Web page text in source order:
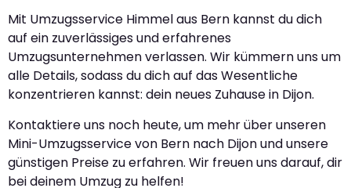
Mit Umzugsservice Himmel aus Bern kannst du dich
auf ein zuverlässiges und erfahrenes
Umzugsunternehmen verlassen. Wir kümmern uns um
alle Details, sodass du dich auf das Wesentliche
konzentrieren kannst: dein neues Zuhause in Dijon.
Kontaktiere uns noch heute, um mehr über unseren
Mini-Umzugsservice von Bern nach Dijon und unsere
günstigen Preise zu erfahren. Wir freuen uns darauf, dir
bei deinem Umzug zu helfen!